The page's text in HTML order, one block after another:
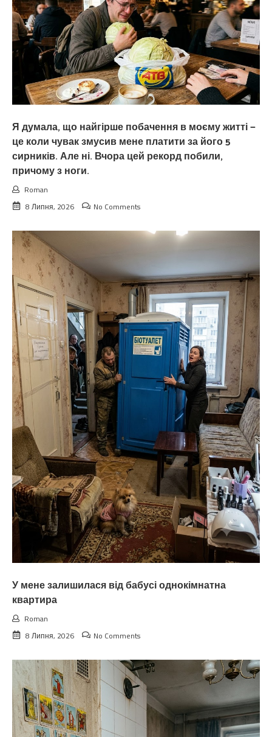
Я думала, що найгірше побачення в моєму житті —
це коли чувак змусив мене платити за його 5
сирників. Але ні. Вчора цей рекорд побили,
причому з ноги.
Roman
8 Липня, 2026
No Comments
У мене залишилася від бабусі однокімнатна
квартира
Roman
8 Липня, 2026
No Comments